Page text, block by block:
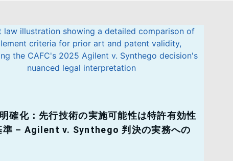
確化：先行技術の実施可能性は特許有効性
準 – Agilent v. Synthego 判決の実務への